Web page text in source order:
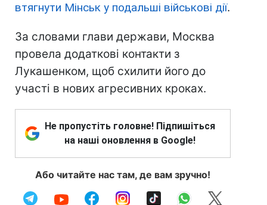
втягнути Мінськ у подальші військові дії.
За словами глави держави, Москва
провела додаткові контакти з
Лукашенком, щоб схилити його до
участі в нових агресивних кроках.
Не пропустіть головне! Підпишіться
на наші оновлення в Google!
Або читайте нас там, де вам зручно!